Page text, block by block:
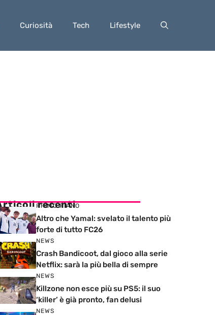
Curiosità Tech Lifestyle
recenti
PRIMO PIANO
Altro che Yamal: svelato il talento più
forte di tutto FC26
NEWS
Crash Bandicoot, dal gioco alla serie
Netflix: sarà la più bella di sempre
NEWS
Killzone non esce più su PS5: il suo
‘killer’ è già pronto, fan delusi
NEWS